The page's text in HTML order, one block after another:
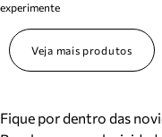
experimente
Veja mais produtos
Fique por dentro das